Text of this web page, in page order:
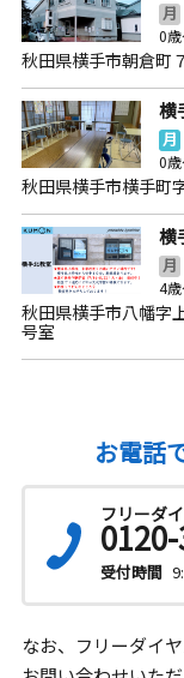
月
0
秋田県横手市朝倉町
横
月
0
秋田県横手市横手町
横
月
4
秋田県横手市八幡字
号室
お電話
フリーダ
受付時間
なお、フリーダイ